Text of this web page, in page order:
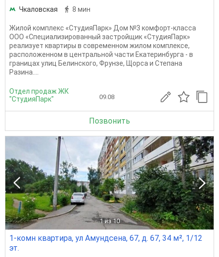
Чкаловская
8 мин
Жилой комплекс «СтудияПарк» Дом №3 комфорт-класса
ООО «Специализированный застройщик «СтудияПарк»
реализует квартиры в современном жилом комплексе,
расположенном в центральной части Екатеринбурга - в
границах улиц Белинского, Фрунзе, Щорса и Степана
Разина....
Отдел продаж ЖК
"СтудияПарк"
09.08
Позвонить
1 из 10
1-комн квартира, ул Амундсена, 67, д. 67, 34 м², 1/12
эт.